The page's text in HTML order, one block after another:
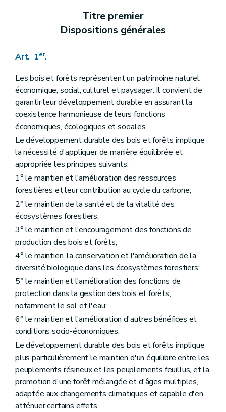
Section 2 Dispositions particulières à certains modes de locomotion ou à certaines activités
Art. 22
Art. 23
Art. 24
Section 3 Dispositions particulières aux balisages, aux balises, aux aires et aux zones délimitées accessibles aux activités de jeunesse et aux mouvements encadrés à vocation pédagogique ou thérapeutique
Art. 25
Art. 26
Art. 27
Art. 28
Art. 29
Chapitre V Des subventions
Art. 30
Chapitre VI De la conservation des bois et forêts
Art. 31
Art. 32
Art. 33
Art. 34
Art. 35
Art. 36
Art. 37
Art. 38
Art. 39
Art. 40
Art. 41
Art. 42
Art. 43
Art. 44
Art. 45
Art. 46
Art. 47
Art. 48
Art. 49
Art. 50
Art. 51
Titre IV Du régime forestier
Chapitre premier
Titre premier
Dispositions générales
Art. 1er.
Les bois et forêts représentent un patrimoine naturel,
économique, social, culturel et paysager. Il convient de
garantir leur développement durable en assurant la
coexistence harmonieuse de leurs fonctions
économiques, écologiques et sociales.
Le développement durable des bois et forêts implique
la nécessité d'appliquer de manière équilibrée et
appropriée les principes suivants:
1° le maintien et l'amélioration des ressources
forestières et leur contribution au cycle du carbone;
2° le maintien de la santé et de la vitalité des
écosystèmes forestiers;
3° le maintien et l'encouragement des fonctions de
production des bois et forêts;
4° le maintien, la conservation et l'amélioration de la
diversité biologique dans les écosystèmes forestiers;
5° le maintien et l'amélioration des fonctions de
protection dans la gestion des bois et forêts,
notamment le sol et l'eau;
6° le maintien et l'amélioration d'autres bénéfices et
conditions socio-économiques.
Le développement durable des bois et forêts implique
plus particulièrement le maintien d'un équilibre entre les
peuplements résineux et les peuplements feuillus, et la
promotion d'une forêt mélangée et d'âges multiples,
adaptée aux changements climatiques et capable d'en
atténuer certains effets.